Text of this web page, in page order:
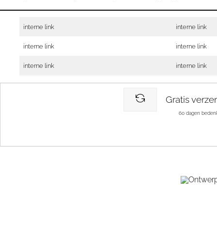
interne link interne link
interne link interne link
interne link interne link
Gratis
60 dagen